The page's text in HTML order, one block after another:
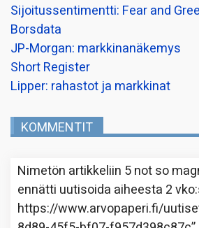
Sijoitussentimentti: Fear and
Borsdata
JP-Morgan: markkinanäkemys
Short Register
Lipper: rahastot ja markkinat
KOMMENTIT
Nimetön artikkeliin 5 not so
ennätti uutisoida aiheesta 2
https://www.arvopaperi.fi/